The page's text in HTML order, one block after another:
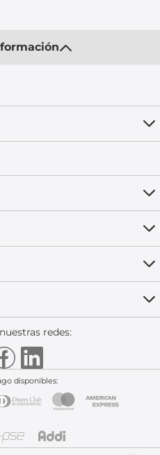
redes:
disponibles: